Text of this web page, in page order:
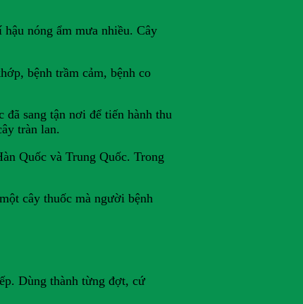
nóng ẩm mưa nhiều. Cây
bệnh trầm cảm, bệnh co
sang tận nơi để tiến hành thu
tràn lan.
Quốc và Trung Quốc. Trong
cây thuốc mà người bệnh
Dùng thành từng đợt, cứ